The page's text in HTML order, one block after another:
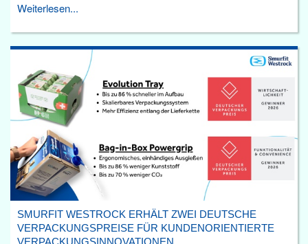
Weiterlesen...
SMURFIT WESTROCK ERHÄLT ZWEI DEUTSCHE
VERPACKUNGSPREISE FÜR KUNDENORIENTIERTE
VERPACKUNGSINNOVATIONEN